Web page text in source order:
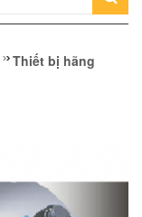
Thiết bị hãng